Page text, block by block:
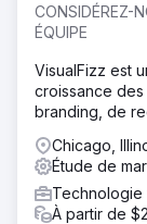
CONSIDÉREZ-
ÉQUIPE
VisualFizz est
croissance
branding, de
Chicago,
Étude de
Technologie
À partir de